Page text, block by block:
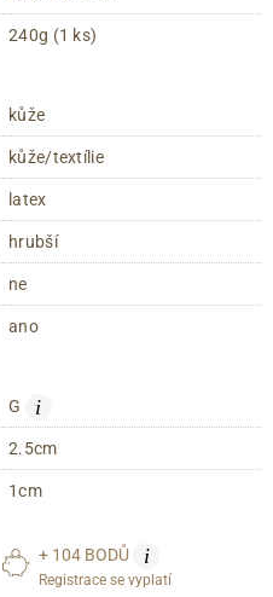
240g (1 ks)
kůže
kůže/textílie
latex
hrubší
ne
ano
G i
2.5cm
1cm
+ 104 BODŮ i
Registrace se vyplatí